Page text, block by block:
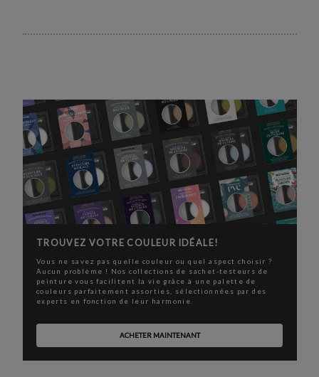
TROUVEZ VOTRE COULEUR IDÉALE!
Vous ne savez pas quelle couleur ou quel aspect choisir ?
Aucun problème ! Nos collections de sachet-testeurs de
peinture vous facilitent la vie grâce à une palette de
couleurs parfaitement assorties, sélectionnées par des
experts en fonction de leur harmonie.
ACHETER MAINTENANT